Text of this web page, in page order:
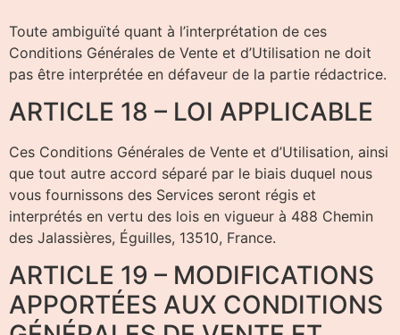
Toute ambiguïté quant à l’interprétation de ces
Conditions Générales de Vente et d’Utilisation ne doit
pas être interprétée en défaveur de la partie rédactrice.
ARTICLE 18 – LOI APPLICABLE
Ces Conditions Générales de Vente et d’Utilisation, ainsi
que tout autre accord séparé par le biais duquel nous
vous fournissons des Services seront régis et
interprétés en vertu des lois en vigueur à 488 Chemin
des Jalassières, Éguilles, 13510, France.
ARTICLE 19 – MODIFICATIONS
APPORTÉES AUX CONDITIONS